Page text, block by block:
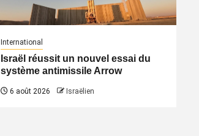
International
Israël réussit un nouvel essai du
système antimissile Arrow
6 août 2026 Israëlien